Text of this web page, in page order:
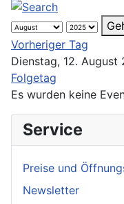
Vorheriger Tag
Dienstag, 12. August
Folgetag
Es wurden keine
Service
Preise und
Newsletter